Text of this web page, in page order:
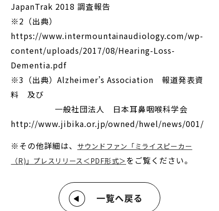
JapanTrak 2018 調査報告
※2（出典）
https://www.intermountainaudiology.com/wp-
content/uploads/2017/08/Hearing-Loss-
Dementia.pdf
※3（出典）Alzheimer’s Association 報道発表資
料 及び
一般社団法人 日本耳鼻咽喉科学会
http://www.jibika.or.jp/owned/hwel/news/001/
※その他詳細は、 サウンドファン「ミライスピーカー
（R)」プレスリリース＜PDF形式＞をご覧ください。
一覧へ戻る